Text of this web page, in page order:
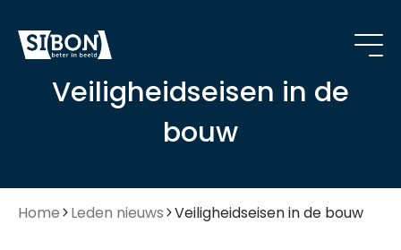
Veiligheidseisen in de
bouw
Home Leden nieuws Veiligheidseisen in de bouw